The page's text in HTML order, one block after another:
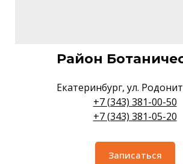
Район
Екатеринбург, ул.
+7 (343) 381-00-50
+7 (343) 381-05-20
Записаться